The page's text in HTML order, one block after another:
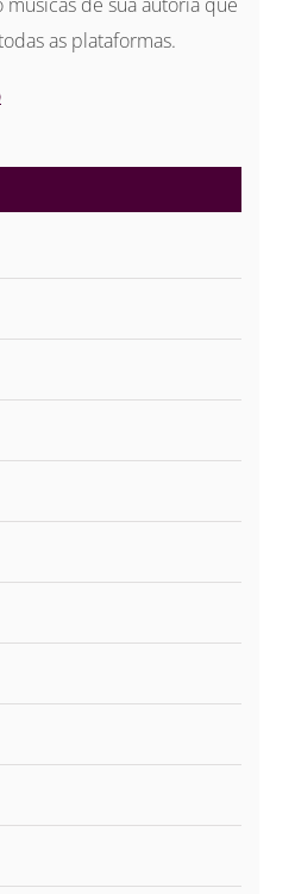
as plataformas.